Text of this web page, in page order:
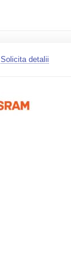
Solicita detalii